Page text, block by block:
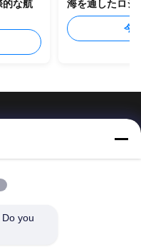
的な航
海を通したロシ
今
られない体験を
い
you